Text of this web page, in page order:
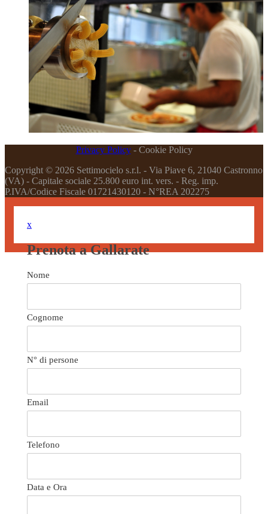
Privacy Policy- Cookie Policy
Copyright © 2026 Settimocielo s.r.l. - Via Piave 6, 21040 Castronno
(VA) - Capitale sociale 25.800 euro int. vers. - Reg. imp.
P.IVA/Codice Fiscale 01721430120 - N°REA 202275
x
Prenota a Gallarate
Nome
Cognome
N° di persone
Email
Telefono
Data e Ora